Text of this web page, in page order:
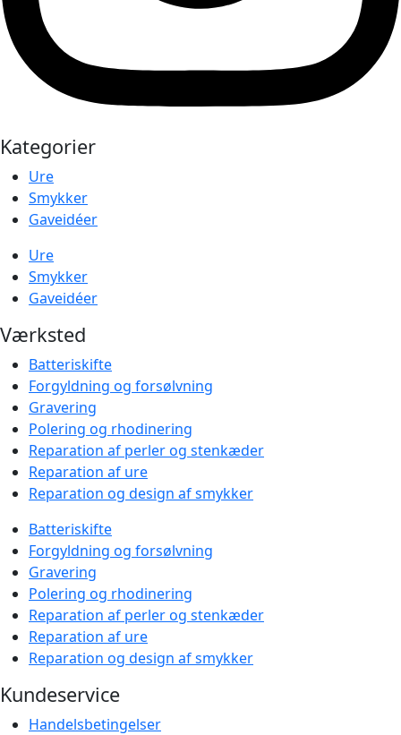
Kategorier
Ure
Smykker
Gaveidéer
Ure
Smykker
Gaveidéer
Værksted
Batteriskifte
Forgyldning og forsølvning
Gravering
Polering og rhodinering
Reparation af perler og stenkæder
Reparation af ure
Reparation og design af smykker
Batteriskifte
Forgyldning og forsølvning
Gravering
Polering og rhodinering
Reparation af perler og stenkæder
Reparation af ure
Reparation og design af smykker
Kundeservice
Handelsbetingelser